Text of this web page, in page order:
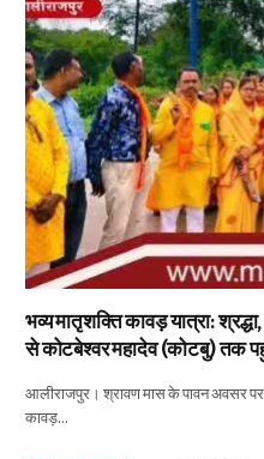
भव्य मातृशक्ति कावड़ यात्रा:
से कोटबेश्वर महादेव (कोटबु) तक
आलीराजपुर। श्रावण मास के पावन अवसर पर
कावड़…